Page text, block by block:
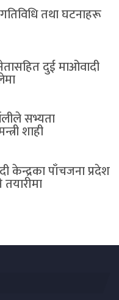
तथा घटनाहरू
दुई माओवादी
सभ्यता
शाही
केन्द्रका पाँचजना प्रदेश